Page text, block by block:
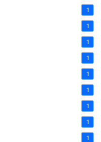
1
1
1
1
1
1
1
1
1